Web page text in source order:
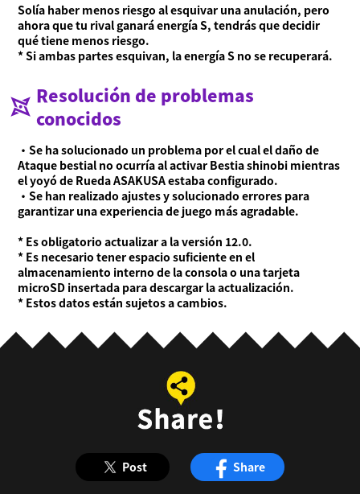
Solía haber menos riesgo al esquivar una anulación, pero
ahora que tu rival ganará energía S, tendrás que decidir
qué tiene menos riesgo.
* Si ambas partes esquivan, la energía S no se recuperará.
Resolución de problemas
conocidos
・Se ha solucionado un problema por el cual el daño de
Ataque bestial no ocurría al activar Bestia shinobi mientras
el yoyó de Rueda ASAKUSA estaba configurado.
・Se han realizado ajustes y solucionado errores para
garantizar una experiencia de juego más agradable.
* Es obligatorio actualizar a la versión 12.0.
* Es necesario tener espacio suficiente en el
almacenamiento interno de la consola o una tarjeta
microSD insertada para descargar la actualización.
* Estos datos están sujetos a cambios.
Post Share